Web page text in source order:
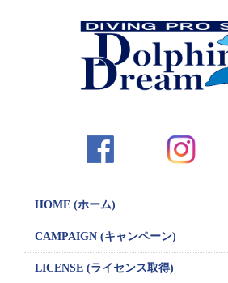
HOME (ホーム)
CAMPAIGN (キャンペーン)
LICENSE (ライセンス取得)